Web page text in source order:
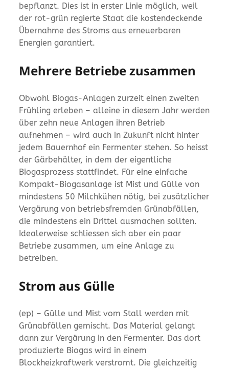
bepflanzt. Dies ist in erster Linie möglich, weil
der rot-grün regierte Staat die kostendeckende
Übernahme des Stroms aus erneuerbaren
Energien garantiert.
Mehrere Betriebe zusammen
Obwohl Biogas-Anlagen zurzeit einen zweiten
Frühling erleben – alleine in diesem Jahr werden
über zehn neue Anlagen ihren Betrieb
aufnehmen – wird auch in Zukunft nicht hinter
jedem Bauernhof ein Fermenter stehen. So heisst
der Gärbehälter, in dem der eigentliche
Biogasprozess stattfindet. Für eine einfache
Kompakt-Biogasanlage ist Mist und Gülle von
mindestens 50 Milchkühen nötig, bei zusätzlicher
Vergärung von betriebsfremden Grünabfällen,
die mindestens ein Drittel ausmachen sollten.
Idealerweise schliessen sich aber ein paar
Betriebe zusammen, um eine Anlage zu
betreiben.
Strom aus Gülle
(ep) – Gülle und Mist vom Stall werden mit
Grünabfällen gemischt. Das Material gelangt
dann zur Vergärung in den Fermenter. Das dort
produzierte Biogas wird in einem
Blockheizkraftwerk verstromt. Die gleichzeitig